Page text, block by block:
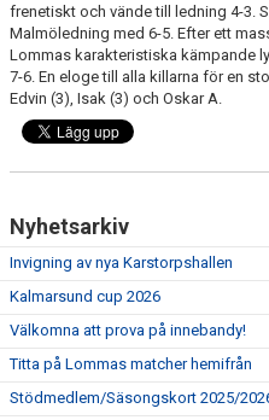
frenetiskt och vände till ledning 4-3.
Malmöledning med 6-5. Efter ett
Lommas karakteristiska kämpande
7-6. En eloge till alla killarna för en
Edvin (3), Isak (3) och Oskar A.
Nyhetsarkiv
Invigning av nya Karstorpshallen
Kalmarsund cup 2026
Välkomna att prova på innebandy!
Titta på Lommas matcher hemifrån
Stödmedlem/Säsongskort 2025/